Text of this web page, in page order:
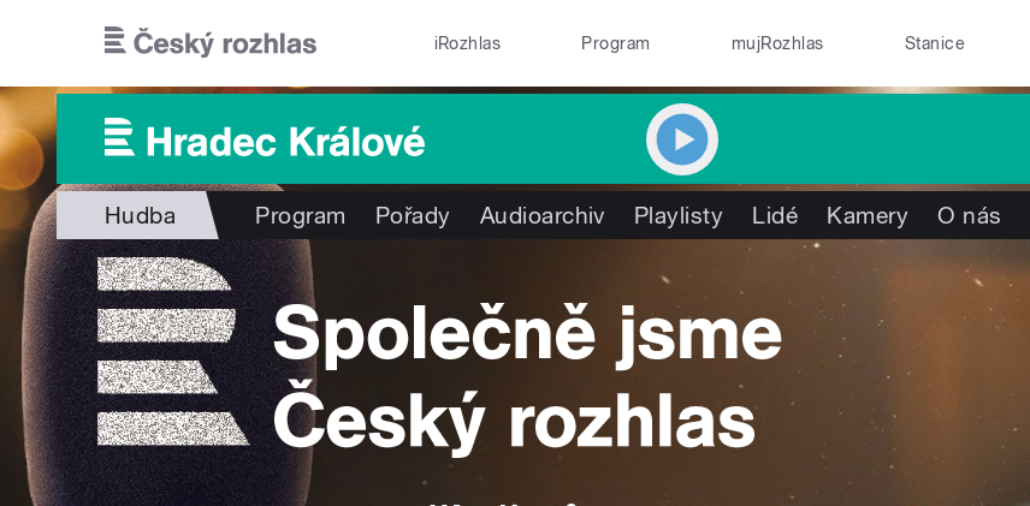
iRozhlas Program mujRozhlas Stanice
Hudba Program Pořady Audioarchiv Playlisty Lidé Kamery O nás